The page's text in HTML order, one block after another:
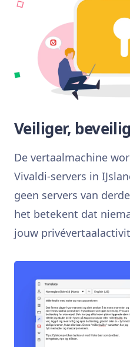
Veiliger,
De vertaalmachine
Vivaldi-servers in
geen servers van
het betekent dat
jouw